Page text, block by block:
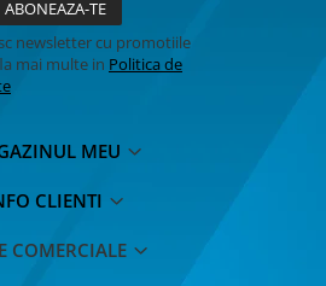
newsletter cu promotiile
mai multe in Politica de
MEU
CLIENTI
COMERCIALE